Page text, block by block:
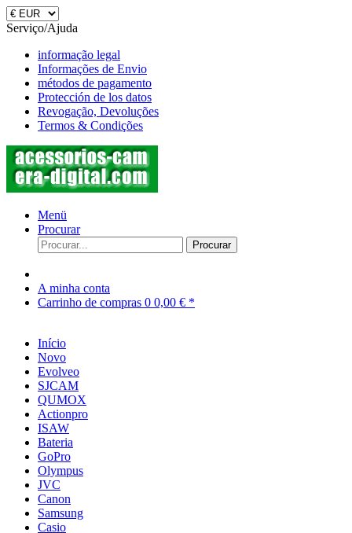
Serviço/Ajuda
informação legal
Informações de Envio
métodos de pagamento
Protección de los datos
Revogação, Devoluções
Termos & Condições
Menü
Procurar
Procurar
A minha conta
Carrinho de compras 0 0,00 € *
Início
Novo
Evolveo
SJCAM
QUMOX
Actionpro
ISAW
Bateria
GoPro
Olympus
JVC
Canon
Samsung
Casio